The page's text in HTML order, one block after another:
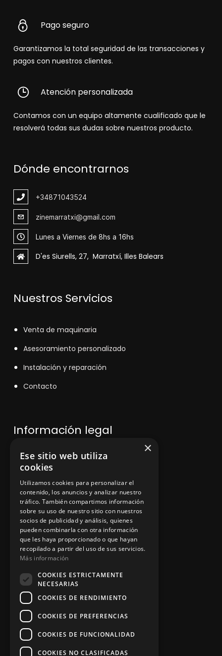
Pago seguro
Garantizamos la total seguridad de las transacciones y
pagos con nuestros clientes.
Atención personalizada
Contamos con un equipo altamente cualificado que le
resolverá todas sus dudas sobre nuestros producto.
Dónde encontrarnos
+34871043524
zinemarratxi@gmail.com
Lunes a Viernes de 8hs a 16hs
D'es Siurells, 27, Marratxí, Illes Balears
Nuestros Servicios
Venta de maquinaria
Asesoramiento personalizado
Instalación y reparación
Contacto
Información legal
Política de privacidad
Aviso legal
App Zine Hostelería
Síguenos
×
Ese sitio web utiliza
cookies
Utilizamos cookies para personalizar el
contenido, los anuncios y analizar nuestro
tráfico. También compartimos información
sobre su uso de nuestro sitio con nuestros
socios de publicidad y análisis, quienes
pueden combinarla con otra información
que les haya proporcionado o que hayan
recopilado a partir del uso de sus servicios.
Más información
COOKIES ESTRICTAMENTE
NECESARIAS
COOKIES DE RENDIMIENTO
COOKIES DE PREFERENCIAS
COOKIES DE FUNCIONALIDAD
COOKIES NO CLASIFICADAS